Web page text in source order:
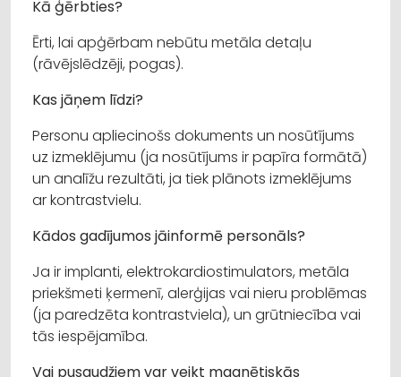
Kā ģērbties?
Ērti, lai apģērbam nebūtu metāla detaļu
(rāvējslēdzēji, pogas).
Kas jāņem līdzi?
Personu apliecinošs dokuments un nosūtījums
uz izmeklējumu (ja nosūtījums ir papīra formātā)
un analīžu rezultāti, ja tiek plānots izmeklējums
ar kontrastvielu.
Kādos gadījumos jāinformē personāls?
Ja ir implanti, elektrokardiostimulators, metāla
priekšmeti ķermenī, alerģijas vai nieru problēmas
(ja paredzēta kontrastviela), un grūtniecība vai
tās iespējamība.
Vai pusaudžiem var veikt magnētiskās